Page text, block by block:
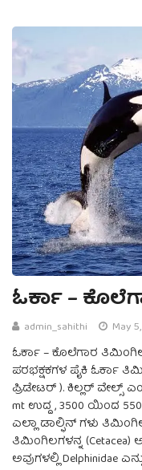
ಓರ್ಕಾ –
admin_sahithi May
ಓರ್ಕಾ – ಕೊಲೆಗಾರ
ಪರಭಕ್ಷಕಗಳ ಪೈಕಿ ಓರ್ಕಾ
ಪ್ರಿಡೇಟರ್ ). ಕಿಲ್ಲರ್
mt ಉದ್ದ , 3500 ಯಿಂದ
ಎಲ್ಲಾ ಡಾಲ್ಫಿನ್ ಗಳು
ತಿಮಿಂಗಿಲಗಳನ್ನ (Cetacea)
ಅವುಗಳಲ್ಲಿ Delphinidae